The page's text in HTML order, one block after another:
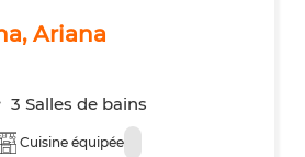
Ariana
3 Salles de bains
Cuisine équipée